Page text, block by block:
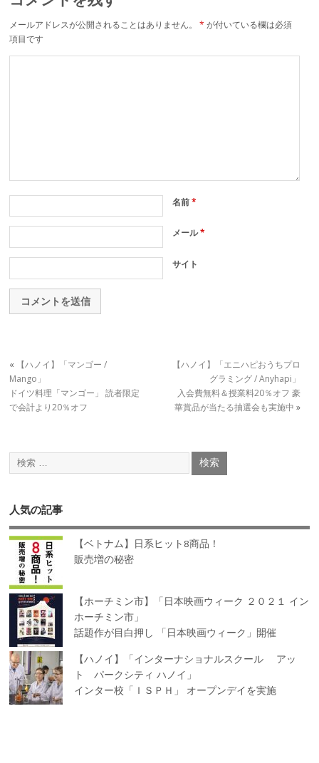
メールアドレスが公開されることはありません。 * が付いている欄は必須
項目です
名前*
メール*
サイト
«
【ハノイ】「マンゴー /
Mango」
ドイツ料理「マンゴー」 読者限定
で会計より20％オフ
【ハノイ】「エニハピおうちプロ
グラミング / Anyhapi」
入会費無料＆授業料20％オフ 豪
華賞品が当たる抽選会も実施中 »
人気の記事
【ベトナム】日系ヒット8商品！
販売増の秘密
【ホーチミン市】「日本映画ウィーク ２０２１ イン
ホーチミン市」
話題作が目白押し 「日本映画ウィーク」開催
【ハノイ】「インターナショナルスクール アッ
ト パークシティ ハノイ」
インター校「ＩＳＰＨ」 オープンデイを実施